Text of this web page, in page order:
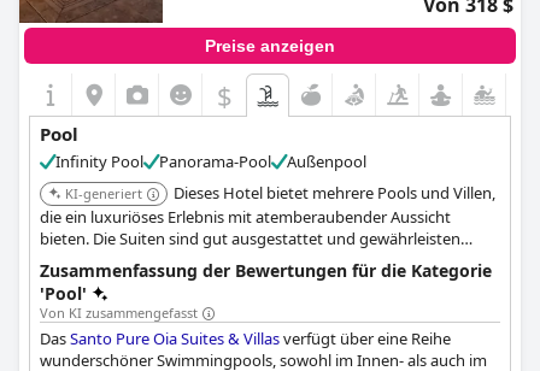
Preise anzeigen
$
Pool
Infinity Pool Panorama-Pool Außenpool
KI-generiert
Dieses Hotel bietet mehrere Pools und Villen,
die ein luxuriöses Erlebnis mit atemberaubender Aussicht
bieten. Die Suiten sind gut ausgestattet und gewährleisten
einen komfortablen und entspannenden Aufenthalt am Pool.
Zusammenfassung der Bewertungen für die Kategorie
'Pool'
Von KI zusammengefasst
DasSanto Pure Oia Suites & Villasverfügt über eine Reihe
wunderschöner Swimmingpools, sowohl im Innen- als auch im